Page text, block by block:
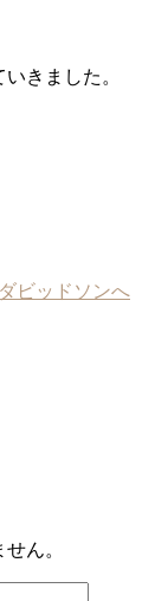
きました。
ん。